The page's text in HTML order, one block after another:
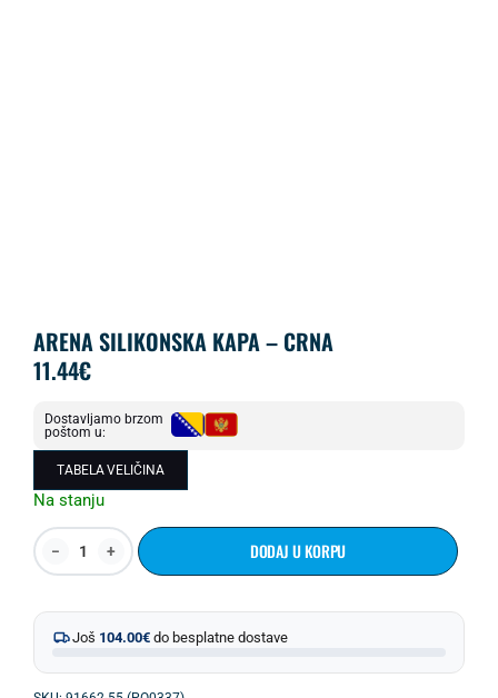
ARENA SILIKONSKA KAPA – CRNA
11.44€
Dostavljamo brzom
poštom u:
TABELA VELIČINA
Na stanju
DODAJ U KORPU
Još 104.00€ do besplatne dostave